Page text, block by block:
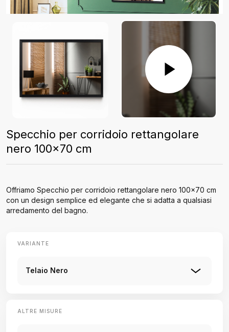
Specchio per corridoio rettangolare
nero 100x70 cm
Offriamo Specchio per corridoio rettangolare nero 100x70 cm
con un design semplice ed elegante che si adatta a qualsiasi
arredamento del bagno.
VARIANTE
Telaio Nero
ALTRE MISURE